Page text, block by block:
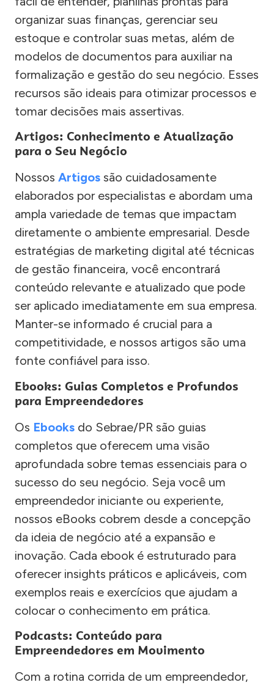
organizar suas finanças, gerenciar seu
estoque e controlar suas metas, além de
modelos de documentos para auxiliar na
formalização e gestão do seu negócio. Esses
recursos são ideais para otimizar processos e
tomar decisões mais assertivas.
Artigos: Conhecimento e Atualização
para o Seu Negócio
Nossos Artigos são cuidadosamente
elaborados por especialistas e abordam uma
ampla variedade de temas que impactam
diretamente o ambiente empresarial. Desde
estratégias de marketing digital até técnicas
de gestão financeira, você encontrará
conteúdo relevante e atualizado que pode
ser aplicado imediatamente em sua empresa.
Manter-se informado é crucial para a
competitividade, e nossos artigos são uma
fonte confiável para isso.
Ebooks: Guias Completos e Profundos
para Empreendedores
Os Ebooks do Sebrae/PR são guias
completos que oferecem uma visão
aprofundada sobre temas essenciais para o
sucesso do seu negócio. Seja você um
empreendedor iniciante ou experiente,
nossos eBooks cobrem desde a concepção
da ideia de negócio até a expansão e
inovação. Cada ebook é estruturado para
oferecer insights práticos e aplicáveis, com
exemplos reais e exercícios que ajudam a
colocar o conhecimento em prática.
Podcasts: Conteúdo para
Empreendedores em Movimento
Com a rotina corrida de um empreendedor,